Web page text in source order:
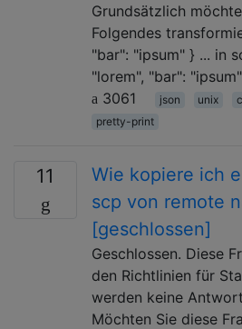
Grundsätzlich
Folgendes
"bar": "ipsum" } ... in
"lorem", "bar":
3061
json unix
pretty-print
11
Wie kopiere ich
scp von remote
[geschlossen]
Geschlossen. Diese
den Richtlinien für
werden keine
Möchten Sie diese